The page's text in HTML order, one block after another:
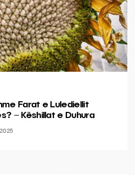
Farat e Lulediellit
– Këshillat e Duhura